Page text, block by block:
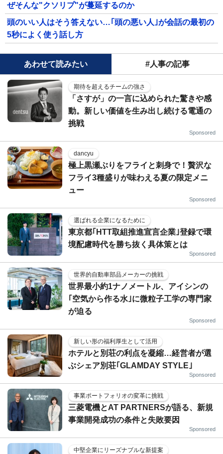
ぜそんな"クソリプ"が蔓延するのか
頭のいい人はそう答えない…｢頭の悪い人｣が会話の最初の
5秒によく使う話し方
あわせて読みたい #人事の記事
期待を超えるチームの強さ
「さすが」の一言に込められた驚きや感
動。新しい価値を生み出し続ける電通の
挑戦
Sponsored
dancyu
極上黒瀬ぶりをフライと刺身で！贅沢な
フライ3種盛りが味わえる夏の限定メニ
ュー
Sponsored
選ばれる企業になるために
東京都｢HTT取組推進宣言企業｣登録で環
境配慮時代を勝ち抜く具体策とは
Sponsored
世界的自動車部品メーカーの挑戦
世界最小約1ナノメートル、アイシンの
｢空気から作る水｣に微粒子工学の専門家
が迫る
Sponsored
新しい形の福利厚生として活用
ホテルと別荘の利点を凝縮…経営者が選
ぶシェア別荘｢GLAMDAY STYLE｣
Sponsored
事業ポートフォリオの変革に挑戦
三菱電機とAT PARTNERSが語る、新規
事業開発成功の条件と失敗要因
Sponsored
中堅企業にリーズナブルな新提案